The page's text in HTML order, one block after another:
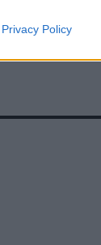
Privacy Policy